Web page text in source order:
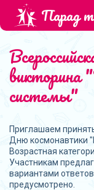
Парад
викторина
системы"
Приглашаем
Дню космонавтики
Возрастная
Участникам
вариантами
предусмотрено.